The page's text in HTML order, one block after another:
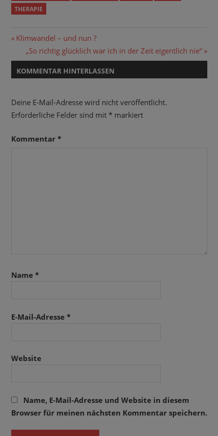
THERAPIE
Beitragsnavigation
Vorheriger
Beitrag:
Klimwandel – und nun ?
Nächster
Beitrag:
„So richtig glücklich war ich in der Zeit eigentlich nie“
KOMMENTAR HINTERLASSEN
Deine E-Mail-Adresse wird nicht veröffentlicht.
Erforderliche Felder sind mit *markiert
Kommentar *
Name *
E-Mail-Adresse *
Website
Name, E-Mail-Adresse und Website in diesem
Browser für meinen nächsten Kommentar speichern.